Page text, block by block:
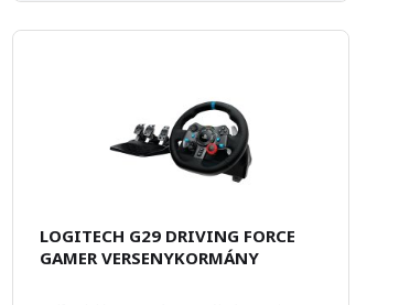
LOGITECH G29 DRIVING FORCE
GAMER VERSENYKORMÁNY